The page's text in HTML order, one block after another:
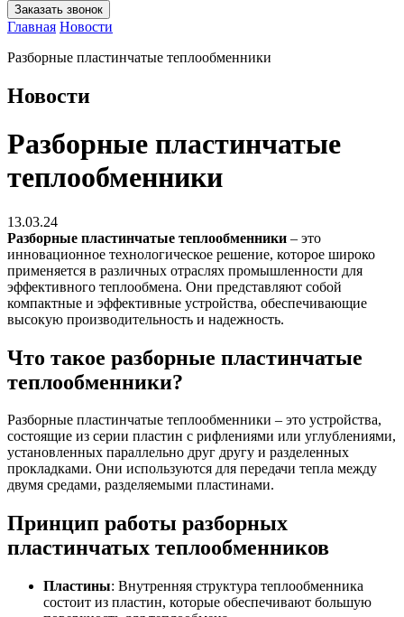
Заказать звонок
Главная Новости
Разборные пластинчатые теплообменники
Новости
Разборные пластинчатые
теплообменники
13.03.24
Разборные пластинчатые теплообменники – это
инновационное технологическое решение, которое широко
применяется в различных отраслях промышленности для
эффективного теплообмена. Они представляют собой
компактные и эффективные устройства, обеспечивающие
высокую производительность и надежность.
Что такое разборные пластинчатые
теплообменники?
Разборные пластинчатые теплообменники – это устройства,
состоящие из серии пластин с рифлениями или углублениями,
установленных параллельно друг другу и разделенных
прокладками. Они используются для передачи тепла между
двумя средами, разделяемыми пластинами.
Принцип работы разборных
пластинчатых теплообменников
Пластины: Внутренняя структура теплообменника
состоит из пластин, которые обеспечивают большую